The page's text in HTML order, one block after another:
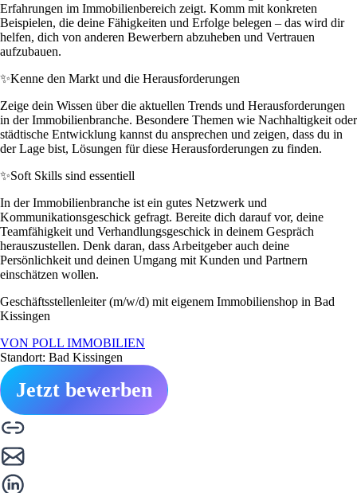
Erfahrungen im Immobilienbereich zeigt. Komm mit konkreten
Beispielen, die deine Fähigkeiten und Erfolge belegen – das wird dir
helfen, dich von anderen Bewerbern abzuheben und Vertrauen
aufzubauen.
✨Kenne den Markt und die Herausforderungen
Zeige dein Wissen über die aktuellen Trends und Herausforderungen
in der Immobilienbranche. Besondere Themen wie Nachhaltigkeit oder
städtische Entwicklung kannst du ansprechen und zeigen, dass du in
der Lage bist, Lösungen für diese Herausforderungen zu finden.
✨Soft Skills sind essentiell
In der Immobilienbranche ist ein gutes Netzwerk und
Kommunikationsgeschick gefragt. Bereite dich darauf vor, deine
Teamfähigkeit und Verhandlungsgeschick in deinem Gespräch
herauszustellen. Denk daran, dass Arbeitgeber auch deine
Persönlichkeit und deinen Umgang mit Kunden und Partnern
einschätzen wollen.
Geschäftsstellenleiter (m/w/d) mit eigenem Immobilienshop in Bad
Kissingen
VON POLL IMMOBILIEN
Standort: Bad Kissingen
Jetzt bewerben